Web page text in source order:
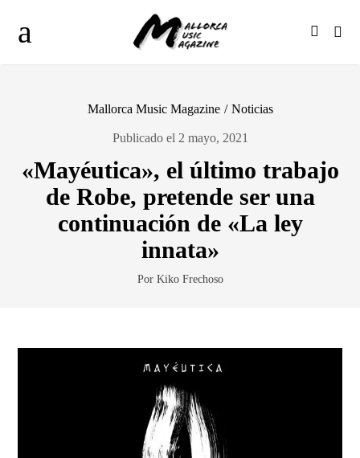
Mallorca Music Magazine / Noticias
Publicado el 2 mayo, 2021
«Mayéutica», el último trabajo
de Robe, pretende ser una
continuación de «La ley
innata»
Por Kiko Frechoso